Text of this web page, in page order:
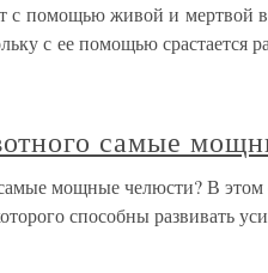
с помощью живой и мертвой
с ее помощью срастается
самые
мощные челюсти? В
способны развивать